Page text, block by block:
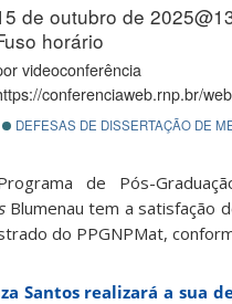
de outubro de
horário
videoconferência
conferenciaweb.rnp.br/
DEFESAS DE DISSERTAÇÃO DE
de Pós-
Blumenau tem a satisfação
do PPGNPMat,
Santos realizará a sua